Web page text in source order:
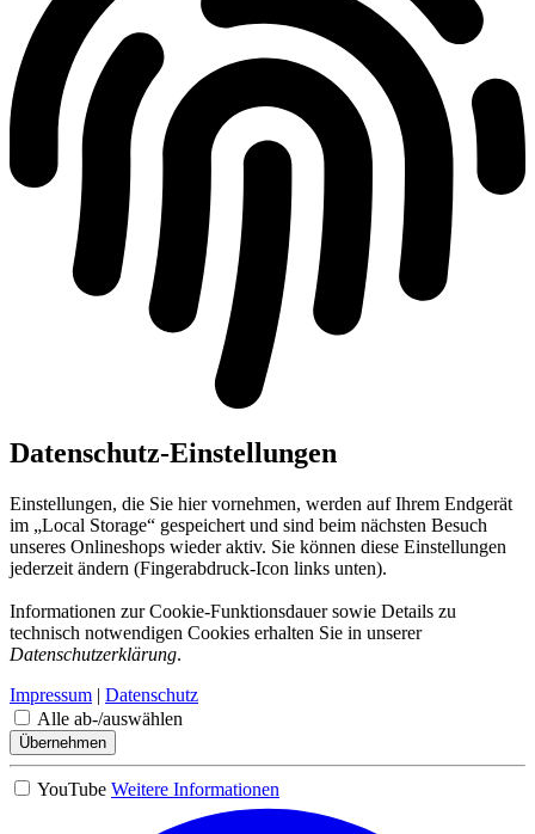
Datenschutz-Einstellungen
Einstellungen, die Sie hier vornehmen, werden auf Ihrem Endgerät
im „Local Storage“ gespeichert und sind beim nächsten Besuch
unseres Onlineshops wieder aktiv. Sie können diese Einstellungen
jederzeit ändern (Fingerabdruck-Icon links unten).
Informationen zur Cookie-Funktionsdauer sowie Details zu
technisch notwendigen Cookies erhalten Sie in unserer
Datenschutzerklärung.
Impressum | Datenschutz
Alle ab-/auswählen
Übernehmen
YouTube Weitere Informationen